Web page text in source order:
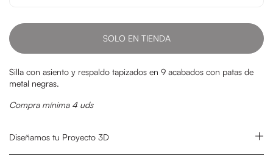
SOLO EN TIENDA
Silla con asiento y respaldo tapizados en 9 acabados con patas de
metal negras.
Compra mínima 4 uds
Diseñamos tu Proyecto 3D